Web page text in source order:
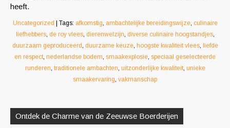
heeft.
Uncategorized | Tags: afkomstig, ambachtelijke bereidingswijze, culinaire
liefhebbers, de roy vlees, dierenwelzijn, diverse culinaire hoogstandjes,
duurzaam geproduceerd, duurzame keuze, hoogste kwaliteit vlees, liefde
en respect, nederlandse bodem, smaakexplosie, speciaal geselecteerde
runderen, traditionele ambachten, uitzonderlijke kwaliteit, unieke
smaakervaring, vakmanschap
Ontdek de Charme van de Zeeuwse Boerderijen